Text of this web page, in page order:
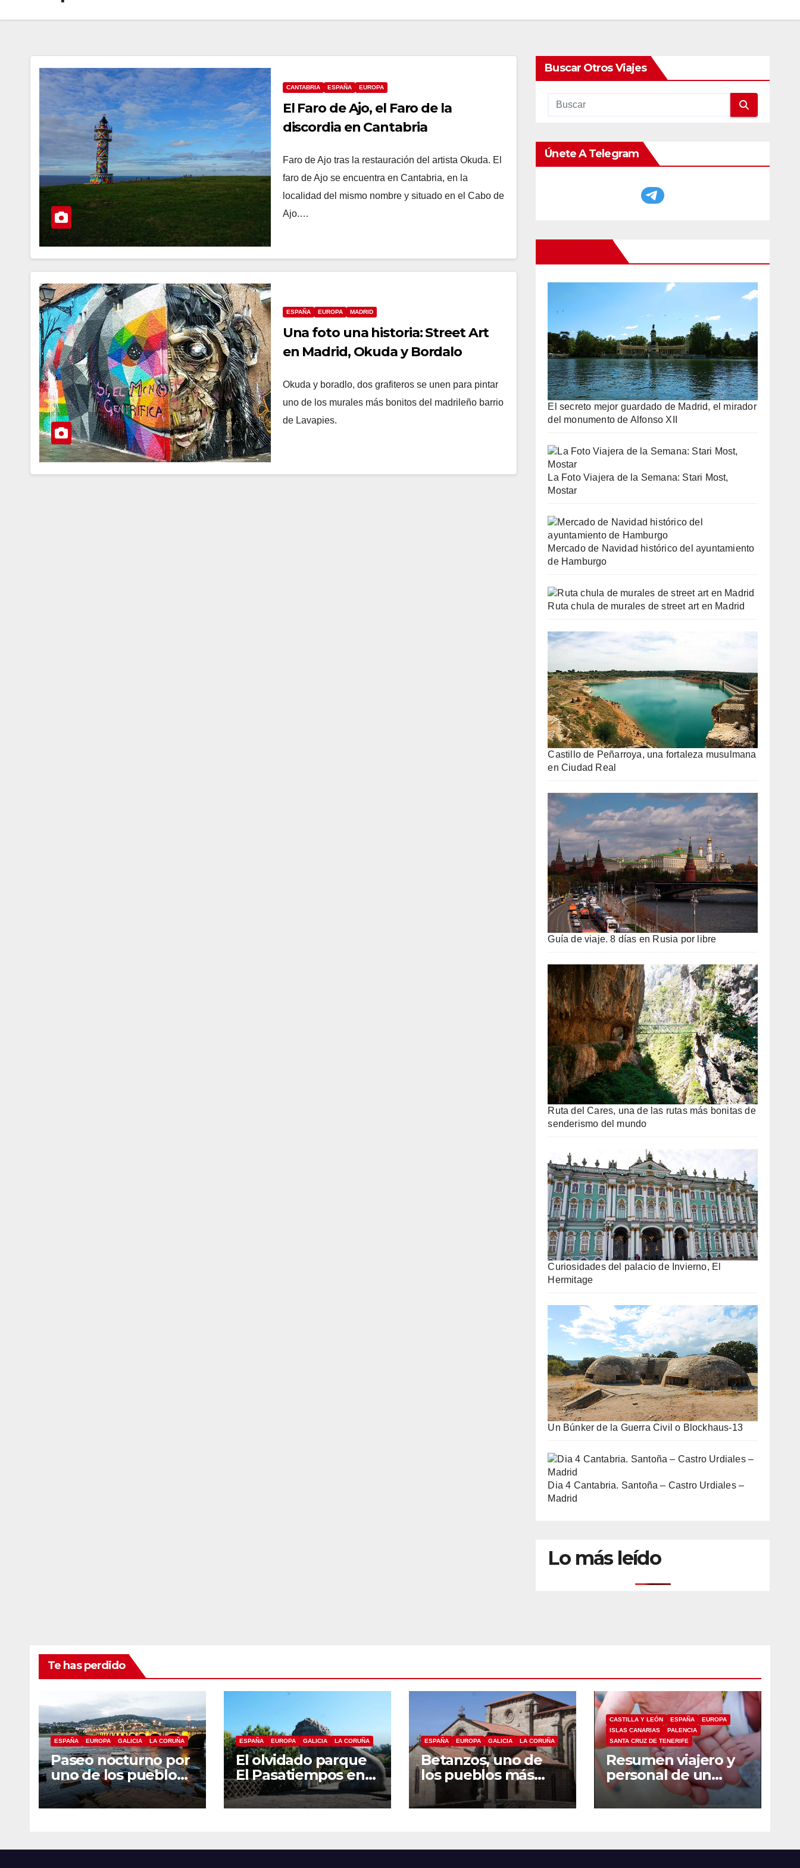
CANTABRIA ESPAÑA EUROPA
El Faro de Ajo, el Faro de la
discordia en Cantabria
Faro de Ajo tras la restauración del artista Okuda. El
faro de Ajo se encuentra en Cantabria, en la
localidad del mismo nombre y situado en el Cabo de
Ajo.…
ESPAÑA EUROPA MADRID
Una foto una historia: Street Art
en Madrid, Okuda y Bordalo
Okuda y boradlo, dos grafiteros se unen para pintar
uno de los murales más bonitos del madrileño barrio
de Lavapies.
Buscar Otros Viajes
Únete A Telegram
El secreto mejor guardado de Madrid, el mirador
del monumento de Alfonso XII
La Foto Viajera de la Semana: Stari Most,
Mostar
Mercado de Navidad histórico del ayuntamiento
de Hamburgo
Ruta chula de murales de street art en Madrid
Castillo de Peñarroya, una fortaleza musulmana
en Ciudad Real
Guía de viaje. 8 días en Rusia por libre
Ruta del Cares, una de las rutas más bonitas de
senderismo del mundo
Curiosidades del palacio de Invierno, El
Hermitage
Un Búnker de la Guerra Civil o Blockhaus-13
Dia 4 Cantabria. Santoña – Castro Urdiales –
Madrid
Lo más leído
Te has perdido
ESPAÑA EUROPA GALICIA LA CORUÑA
Paseo nocturno por
uno de los pueblos
más bonitos de A
Coruña,
ESPAÑA EUROPA GALICIA LA CORUÑA
El olvidado parque
El Pasatiempos en
Betanzos
ESPAÑA EUROPA GALICIA LA CORUÑA
Betanzos, uno de
los pueblos más
bonitos de Galicia
CASTILLA Y LEÓN ESPAÑA
EUROPA
ISLAS CANARIAS
PALENCIA
SANTA CRUZ DE TENERIFE
Resumen viajero y
personal de un
2024 muy intenso